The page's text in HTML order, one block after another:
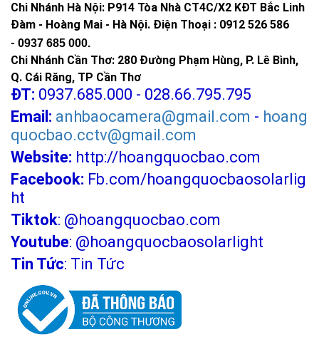
Chi Nhánh Hà Nội: P914 Tòa Nhà CT4C/X2 KĐT Bắc Linh
Đàm - Hoàng Mai - Hà Nội. Điện Thoại : 0912 526 586
- 0937 685 000.
Chi Nhánh Cần Thơ: 280 Đường Phạm Hùng, P. Lê Bình,
Q. Cái Răng, TP Cần Thơ
ĐT: 0937.685.000 - 028.66.795.795
Email: anhbaocamera@gmail.com - hoang
quocbao.cctv@gmail.com
Website: http://hoangquocbao.com
Facebook: Fb.com/hoangquocbaosolarlig
ht
Tiktok: @hoangquocbao.com
Youtube: @hoangquocbaosolarlight
Tin Tức: Tin Tức